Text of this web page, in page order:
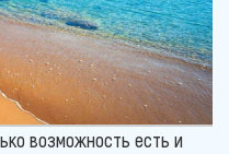
возможность есть и